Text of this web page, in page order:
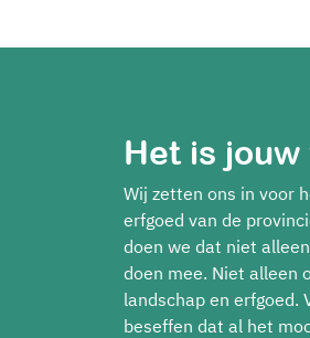
Het is
Wij zetten ons in voor
erfgoed van de
doen we dat niet
doen mee. Niet alleen
landschap en erfgoed.
beseffen dat al het